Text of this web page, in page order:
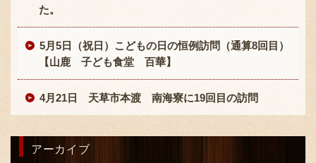
た。
5月5日（祝日）こどもの日の恒例訪問（通算8回目）
【山鹿 子ども食堂 百華】
4月21日 天草市本渡 南海寮に19回目の訪問
アーカイブ